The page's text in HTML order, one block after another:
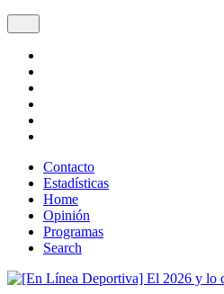
Contacto
Estadísticas
Home
Opinión
Programas
Search